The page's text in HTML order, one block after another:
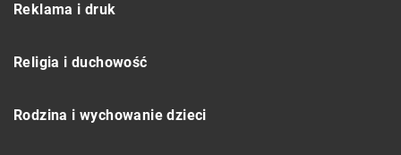
Reklama i druk
Religia i duchowość
Rodzina i wychowanie dzieci